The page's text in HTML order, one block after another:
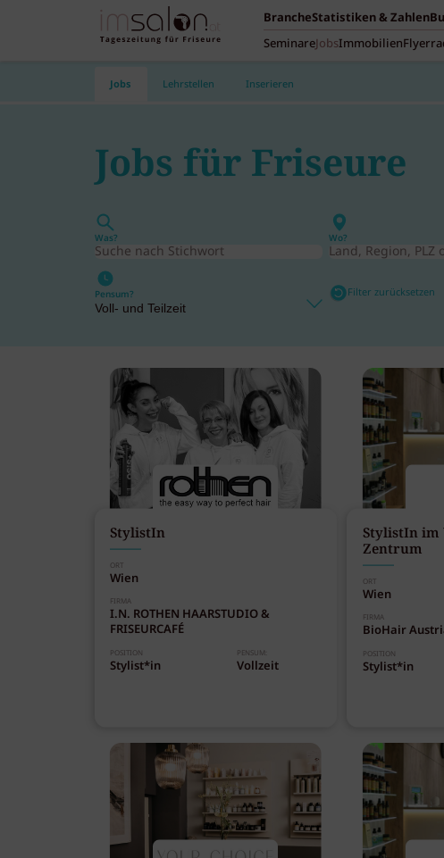
BrancheStatistiken & Zahlen
SeminareJobsImmobilien
Jobs Lehrstellen Inserieren
Jobs für Friseure
Was? Wo?
Pensum? Filter zurücksetzen
StylistIn
ORT
Wien
FIRMA
I.N. ROTHEN HAARSTUDIO &
FRISEURCAFÉ
POSITION
Stylist*in
PENSUM:
Vollzeit
StylistIn im
Zentrum
ORT
Wien
FIRMA
BioHair
POSITION
Stylist*in